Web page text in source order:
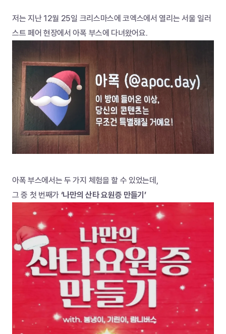
저는 지난 12월 25일 크리스마스에 코엑스에서 열리는 서울 일러
스트 페어 현장에서 아폭 부스에 다녀왔어요.
아폭 부스에서는 두 가지 체험을 할 수 있었는데,
그 중 첫 번째가 ‘나만의 산타 요원증 만들기’